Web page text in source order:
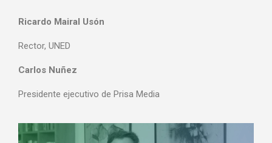
Ricardo Mairal Usón
Rector, UNED
Carlos Nuñez
Presidente ejecutivo de Prisa Media